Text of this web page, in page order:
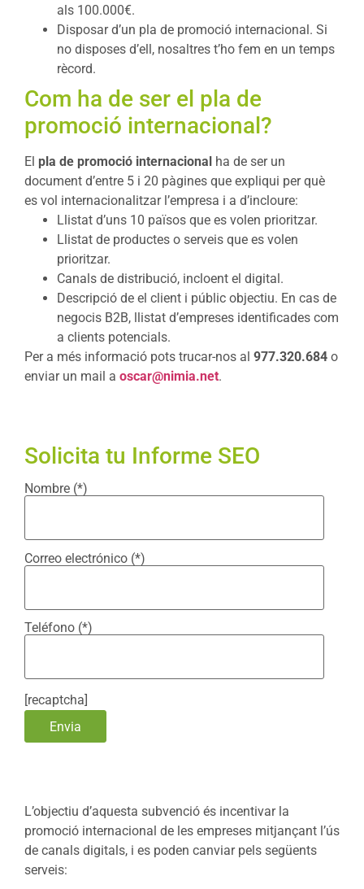
als 100.000€.
Disposar d’un pla de promoció internacional. Si
no disposes d’ell, nosaltres t’ho fem en un temps
rècord.
Com ha de ser el pla de
promoció internacional?
El pla de promoció internacional ha de ser un
document d’entre 5 i 20 pàgines que expliqui per què
es vol internacionalitzar l’empresa i a d’incloure:
Llistat d’uns 10 països que es volen prioritzar.
Llistat de productes o serveis que es volen
prioritzar.
Canals de distribució, incloent el digital.
Descripció de el client i públic objectiu. En cas de
negocis B2B, llistat d’empreses identificades com
a clients potencials.
Per a més informació pots trucar-nos al 977.320.684 o
enviar un mail a oscar@nimia.net.
Solicita tu Informe SEO
Nombre (*)
Correo electrónico (*)
Teléfono (*)
[recaptcha]
L’objectiu d’aquesta subvenció és incentivar la
promoció internacional de les empreses mitjançant l’ús
de canals digitals, i es poden canviar pels següents
serveis: